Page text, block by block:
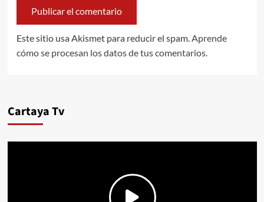
Este sitio usa Akismet para reducir el spam. Aprende
cómo se procesan los datos de tus comentarios.
Cartaya Tv